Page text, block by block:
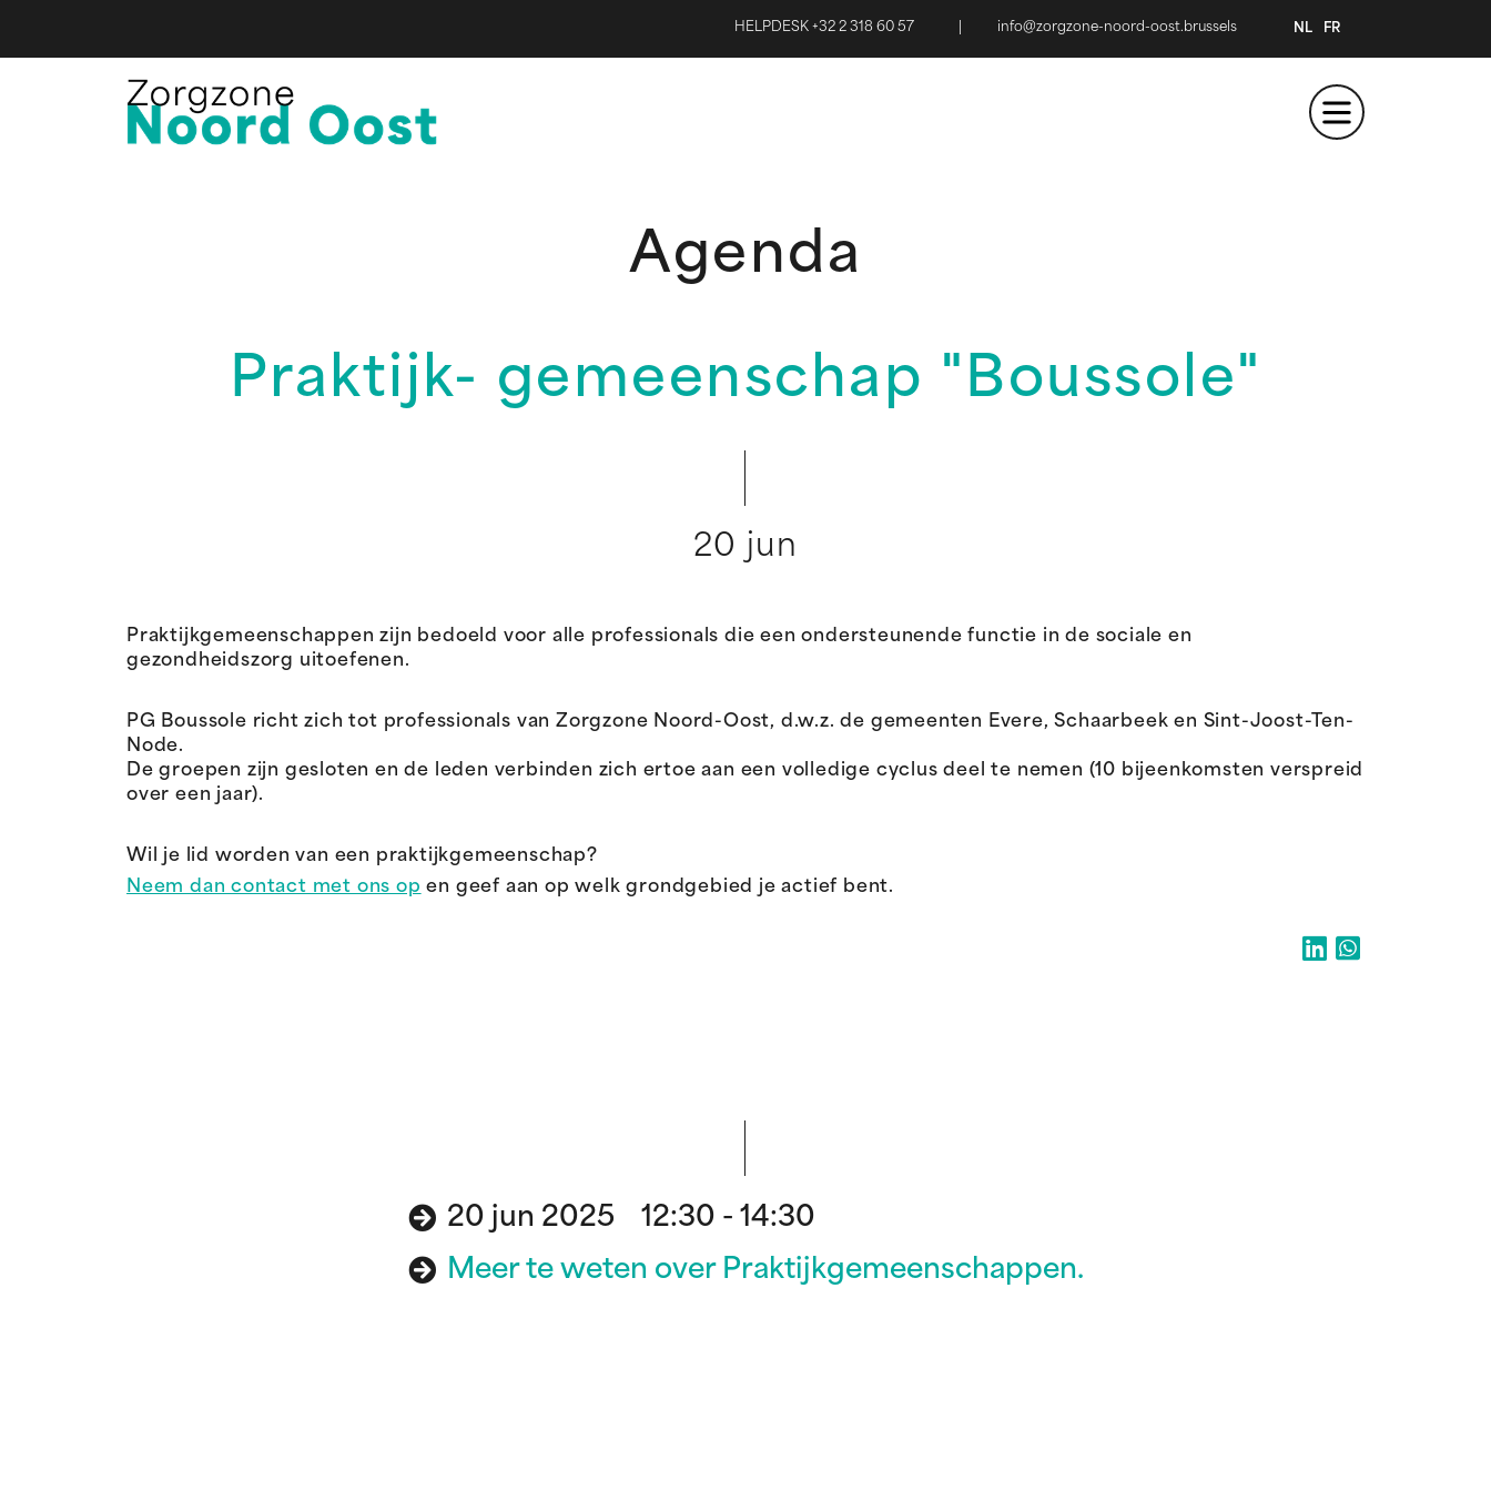
HELPDESK +32 2 318 60 57 info@zorgzone-noord-oost.brussels NL FR
Agenda
Praktijk- gemeenschap "Boussole"
20 jun
Praktijkgemeenschappen zijn bedoeld voor alle professionals die een ondersteunende functie in de sociale en
gezondheidszorg uitoefenen.
PG Boussole richt zich tot professionals van Zorgzone Noord-Oost, d.w.z. de gemeenten Evere, Schaarbeek en Sint-Joost-Ten-
Node.
De groepen zijn gesloten en de leden verbinden zich ertoe aan een volledige cyclus deel te nemen (10 bijeenkomsten verspreid
over een jaar).
Wil je lid worden van een praktijkgemeenschap?
Neem dan contact met ons op en geef aan op welk grondgebied je actief bent.
20 jun 2025 12:30 - 14:30
Meer te weten over Praktijkgemeenschappen.